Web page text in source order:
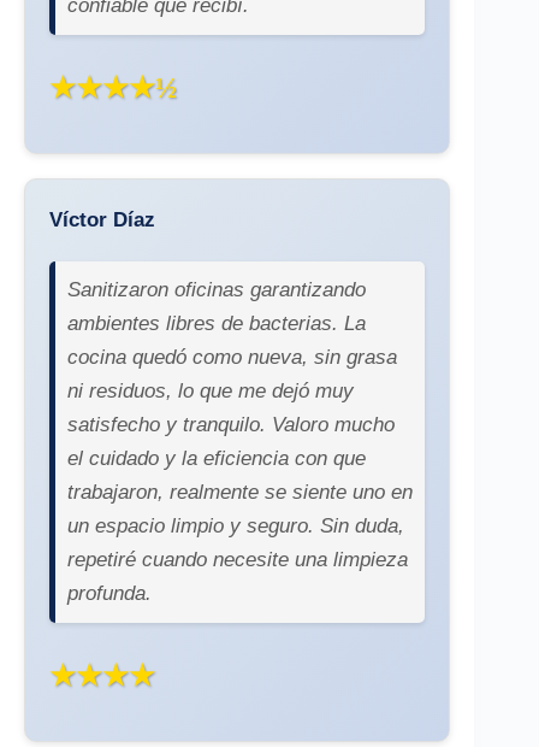
confiable que recibí.
★★★★½
Víctor Díaz
Sanitizaron oficinas garantizando
ambientes libres de bacterias. La
cocina quedó como nueva, sin grasa
ni residuos, lo que me dejó muy
satisfecho y tranquilo. Valoro mucho
el cuidado y la eficiencia con que
trabajaron, realmente se siente uno en
un espacio limpio y seguro. Sin duda,
repetiré cuando necesite una limpieza
profunda.
★★★★